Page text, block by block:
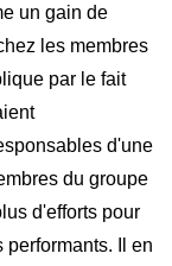
un gain de
les membres
par le fait
d'une
du groupe
d'efforts pour
Il en